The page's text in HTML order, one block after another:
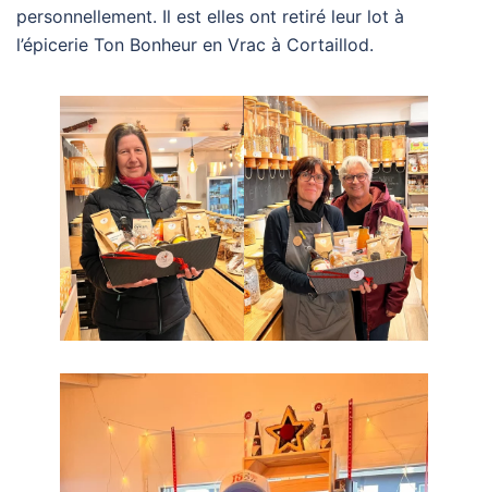
personnellement. Il est elles ont retiré leur lot à
l’épicerie Ton Bonheur en Vrac à Cortaillod.